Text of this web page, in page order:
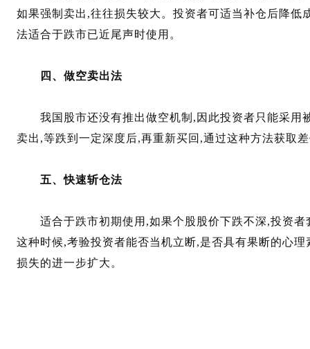
如果强制卖出,往往损失较大。投资者可适当补仓后降低
法适合于跌市已近尾声时使用。
四、做空卖出法
我国股市还没有推出做空机制,因此投资者只能采用
卖出,等跌到一定深度后,再重新买回,通过这种方法获取
五、快速斩仓法
适合于跌市初期使用,如果个股股价下跌不深,投资者
这种时候,考验投资者能否当机立断,是否具有果断的心
损失的进一步扩大。